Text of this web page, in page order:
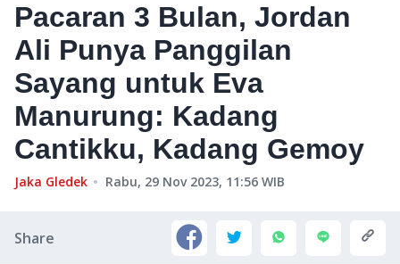
Pacaran 3 Bulan, Jordan
Ali Punya Panggilan
Sayang untuk Eva
Manurung: Kadang
Cantikku, Kadang Gemoy
Jaka Gledek Rabu, 29 Nov 2023, 11:56 WIB
Share